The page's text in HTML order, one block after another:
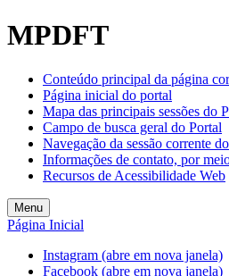
MPDFT
Conteúdo principal da página
Página inicial do portal
Mapa das principais sessões do
Campo de busca geral do Portal
Navegação da sessão corrente
Informações de contato, por
Recursos de Acessibilidade Web
Menu
Página Inicial
Instagram (abre em nova janela)
Facebook (abre em nova janela)